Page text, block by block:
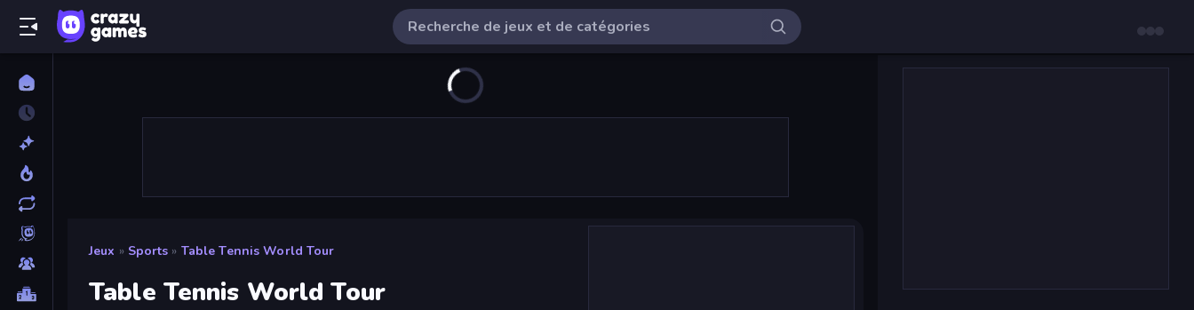
Jeux » Sports » Table Tennis World Tour
Table Tennis World Tour